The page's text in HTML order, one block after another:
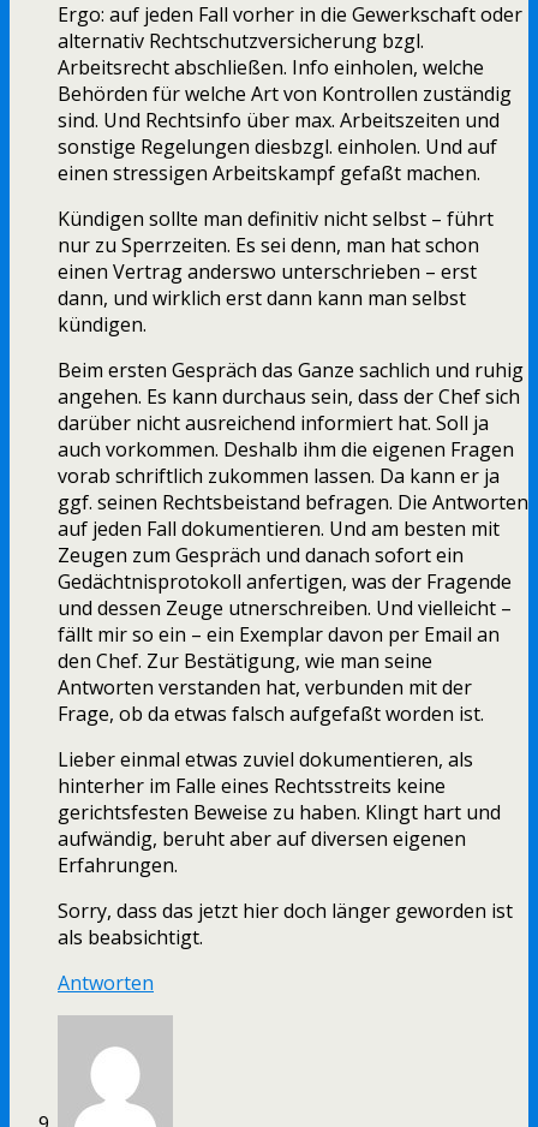
Ergo: auf jeden Fall vorher in die Gewerkschaft oder
alternativ Rechtschutzversicherung bzgl.
Arbeitsrecht abschließen. Info einholen, welche
Behörden für welche Art von Kontrollen zuständig
sind. Und Rechtsinfo über max. Arbeitszeiten und
sonstige Regelungen diesbzgl. einholen. Und auf
einen stressigen Arbeitskampf gefaßt machen.
Kündigen sollte man definitiv nicht selbst – führt
nur zu Sperrzeiten. Es sei denn, man hat schon
einen Vertrag anderswo unterschrieben – erst
dann, und wirklich erst dann kann man selbst
kündigen.
Beim ersten Gespräch das Ganze sachlich und ruhig
angehen. Es kann durchaus sein, dass der Chef sich
darüber nicht ausreichend informiert hat. Soll ja
auch vorkommen. Deshalb ihm die eigenen Fragen
vorab schriftlich zukommen lassen. Da kann er ja
ggf. seinen Rechtsbeistand befragen. Die Antworten
auf jeden Fall dokumentieren. Und am besten mit
Zeugen zum Gespräch und danach sofort ein
Gedächtnisprotokoll anfertigen, was der Fragende
und dessen Zeuge utnerschreiben. Und vielleicht –
fällt mir so ein – ein Exemplar davon per Email an
den Chef. Zur Bestätigung, wie man seine
Antworten verstanden hat, verbunden mit der
Frage, ob da etwas falsch aufgefaßt worden ist.
Lieber einmal etwas zuviel dokumentieren, als
hinterher im Falle eines Rechtsstreits keine
gerichtsfesten Beweise zu haben. Klingt hart und
aufwändig, beruht aber auf diversen eigenen
Erfahrungen.
Sorry, dass das jetzt hier doch länger geworden ist
als beabsichtigt.
Antworten